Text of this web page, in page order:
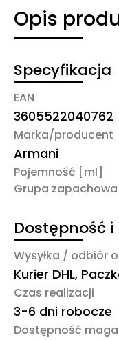
Opis
Specyfikacja
EAN
3605522040762
Marka/producent
Armani
Pojemność [ml]
Grupa zapachowa
Dostępność
Wysyłka / odbiór
Kurier DHL,
Czas realizacji
3-6 dni robocze
Dostępność